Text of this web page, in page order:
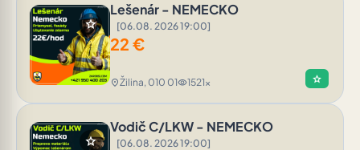
star
Lešenár - NEMECKO
[06.08. 2026 19:00]
22 €
location_onŽilina, 010 01visibility1521x star
star
Vodič C/LKW - NEMECKO
[06.08. 2026 19:00]